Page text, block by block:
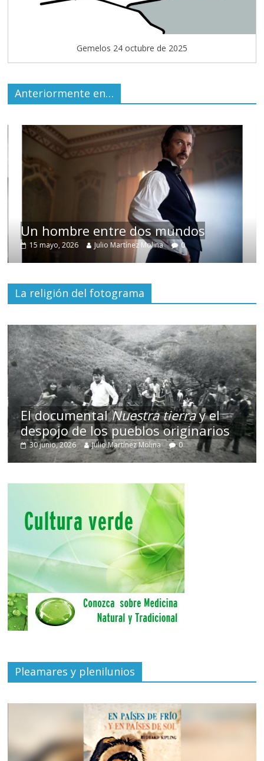
Gemelos 24 octubre de 2025
Anteriormente en…
Un hombre entre dos mundos
15 mayo, 2026 Julio Martínez Molina 0
La religión del fotograma
El documentalNuestra tierray el
despojo de los pueblos originarios
30 junio, 2026 Julio Martínez Molina 0
Pleamares y plenilunios